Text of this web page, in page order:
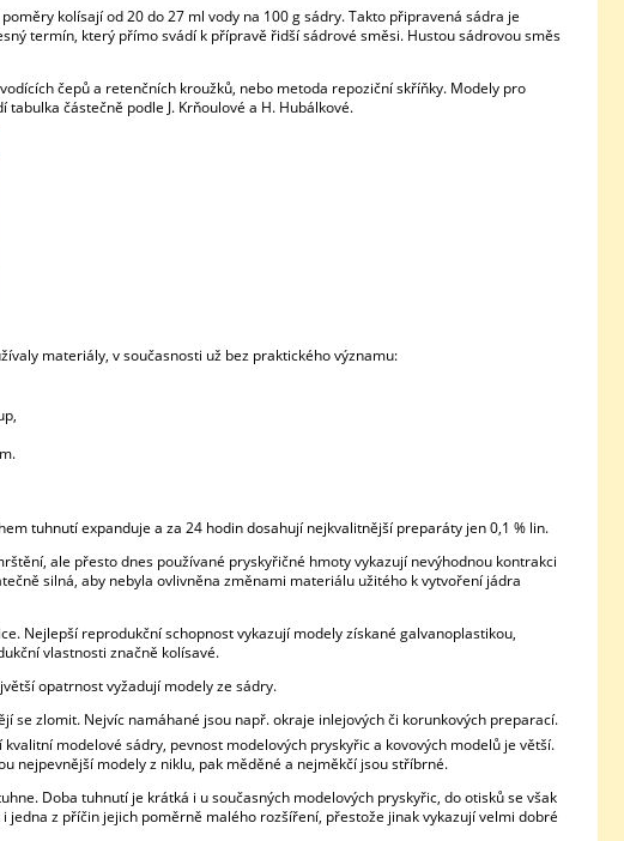
kolísají od 20 do 27 ml vody na 100 g sádry. Takto připravená sádra je
termín, který přímo svádí k přípravě řidší sádrové směsi. Hustou sádrovou směs
čepů a retenčních kroužků, nebo metoda repoziční skříňky. Modely pro
částečně podle J. Krňoulové a H. Hubálkové.
materiály, v současnosti už bez praktického významu:
tuhnutí expanduje a za 24 hodin dosahují nejkvalitnější preparáty jen 0,1 % lin.
ale přesto dnes používané pryskyřičné hmoty vykazují nevýhodnou kontrakci
silná, aby nebyla ovlivněna změnami materiálu užitého k vytvoření jádra
Nejlepší reprodukční schopnost vykazují modely získané galvanoplastikou,
vlastnosti značně kolísavé.
opatrnost vyžadují modely ze sádry.
se zlomit. Nejvíc namáhané jsou např. okraje inlejových či korunkových preparací.
kvalitní modelové sádry, pevnost modelových pryskyřic a kovových modelů je větší.
nejpevnější modely z niklu, pak měděné a nejměkčí jsou stříbrné.
Doba tuhnutí je krátká i u současných modelových pryskyřic, do otisků se však
z příčin jejich poměrně malého rozšíření, přestože jinak vykazují velmi dobré